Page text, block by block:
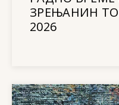
ЗРЕЊАНИН
2026